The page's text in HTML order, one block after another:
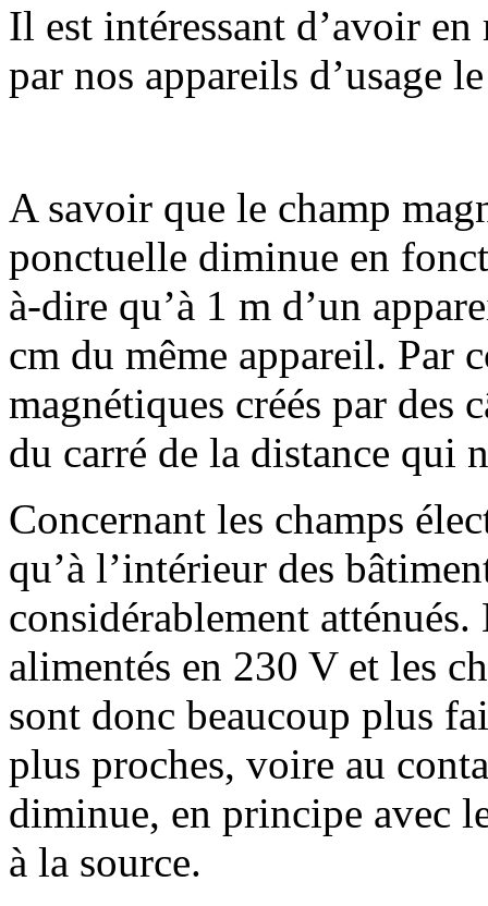
Il est intéressant d’avoir
par nos appareils d’usage
A savoir que le champ
ponctuelle diminue en
à-dire qu’à 1 m d’un
cm du même appareil. Par
magnétiques créés par
du carré de la distance qui
Concernant les champs
qu’à l’intérieur des
considérablement
alimentés en 230 V et les
sont donc beaucoup plus
plus proches, voire au
diminue, en principe avec
à la source.